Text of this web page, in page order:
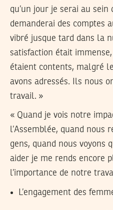
qu’un jour je serai au sein
demanderai des comptes
vibré jusque tard dans la
satisfaction était
étaient contents, malgré
avons adressés. Ils nous
travail. »
« Quand je vois notre
l’Assemblée, quand nous
gens, quand nous voyons
aider je me rends encore
l’importance de notre
L’engagement des